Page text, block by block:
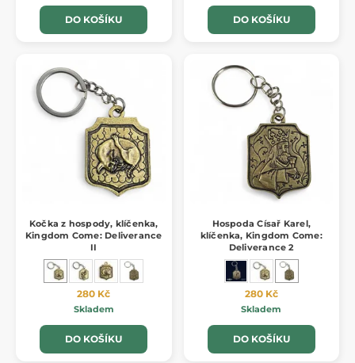
DO KOŠÍKU DO KOŠÍKU
Kočka z hospody, klíčenka,
Kingdom Come: Deliverance
II
280 Kč
Skladem
DO KOŠÍKU
Hospoda Císař Karel,
klíčenka, Kingdom Come:
Deliverance 2
280 Kč
Skladem
DO KOŠÍKU